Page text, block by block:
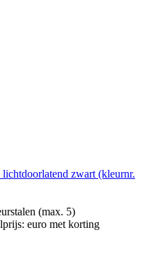
zwart (kleurnr.
(max. 5)
euro met korting